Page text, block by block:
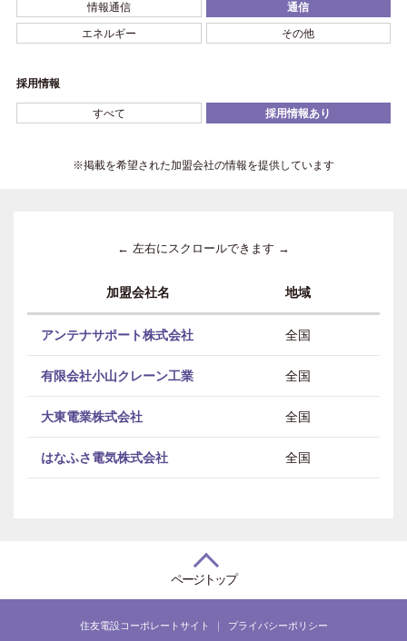
情報通信 通信
エネルギー その他
採用情報
すべて 採用情報あり
※掲載を希望された加盟会社の情報を提供しています
← 左右にスクロールできます →
加盟会社名 地域
アンテナサポート株式会社 全国
有限会社小山クレーン工業 全国
大東電業株式会社 全国
はなふさ電気株式会社 全国
ページトップ
住友電設コーポレートサイト プライバシーポリシー